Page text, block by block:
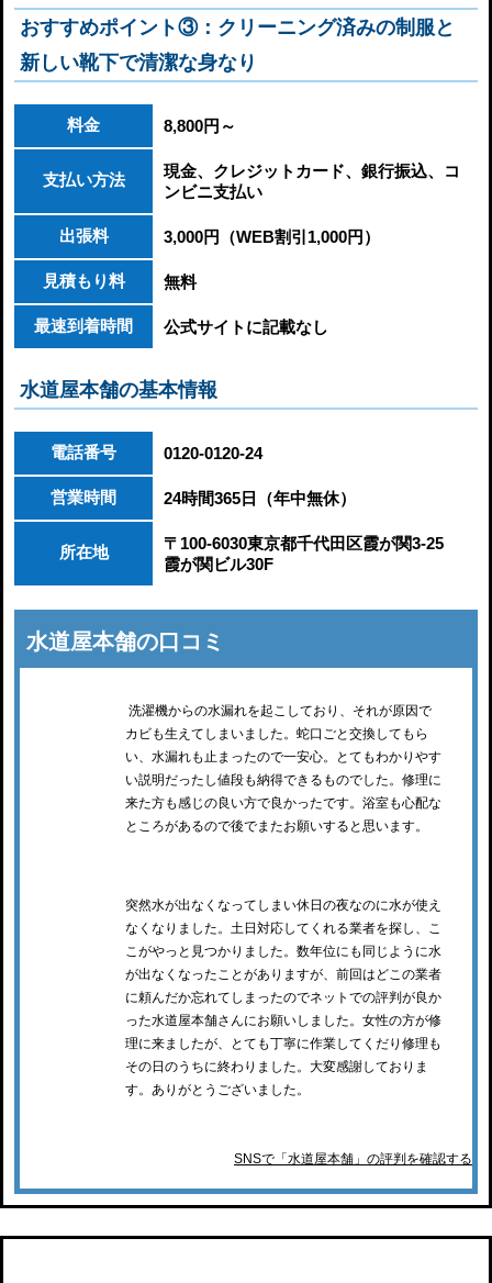
おすすめポイント③：クリーニング済みの制服と
新しい靴下で清潔な身なり
料金 8,800円～
支払い方法
現金、クレジットカード、銀行振込、コ
ンビニ支払い
出張料 3,000円（WEB割引1,000円）
見積もり料 無料
最速到着時間 公式サイトに記載なし
水道屋本舗の基本情報
電話番号 0120-0120-24
営業時間 24時間365日（年中無休）
所在地
〒100-6030東京都千代田区霞が関3-25
霞が関ビル30F
水道屋本舗の口コミ
洗濯機からの水漏れを起こしており、それが原因で
カビも生えてしまいました。蛇口ごと交換してもら
い、水漏れも止まったので一安心。とてもわかりやす
い説明だったし値段も納得できるものでした。修理に
来た方も感じの良い方で良かったです。浴室も心配な
ところがあるので後でまたお願いすると思います。
突然水が出なくなってしまい休日の夜なのに水が使え
なくなりました。土日対応してくれる業者を探し、こ
こがやっと見つかりました。数年位にも同じように水
が出なくなったことがありますが、前回はどこの業者
に頼んだか忘れてしまったのでネットでの評判が良か
った水道屋本舗さんにお願いしました。女性の方が修
理に来ましたが、とても丁寧に作業してくだり修理も
その日のうちに終わりました。大変感謝しておりま
す。ありがとうございました。
SNSで「水道屋本舗」の評判を確認する